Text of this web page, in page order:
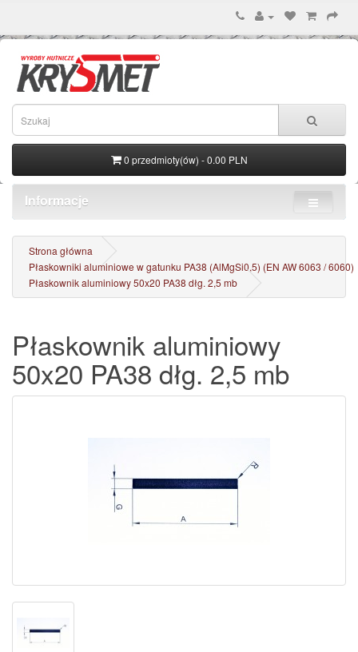
0 przedmioty(ów) - 0.00 PLN
Informacje
Strona główna
Płaskowniki aluminiowe w gatunku PA38 (AlMgSi0,5) (EN AW 6063 / 6060)
Płaskownik aluminiowy 50x20 PA38 dłg. 2,5 mb
Płaskownik aluminiowy
50x20 PA38 dłg. 2,5 mb